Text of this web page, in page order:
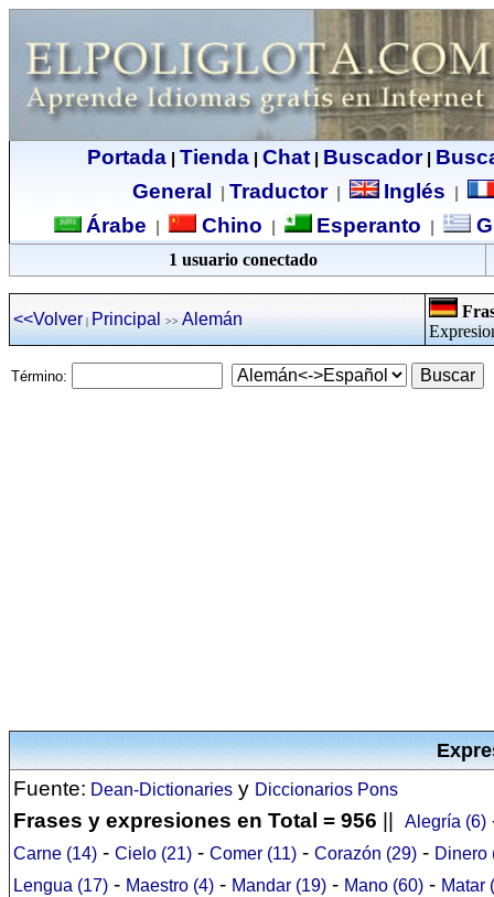
Portada| Tienda| Chat| Buscador|
General
Traductor| Inglés
Árabe Chino Esperanto
1 usuario conectado
<<Volver | Principal >> Alemán
Término:
Fuente: Dean-Dictionaries y Diccionarios Pons
Frases y expresiones en Total = 956 Alegría (6)
Carne (14) - Cielo (21) - Comer (11) - Corazón (29) - Dinero
Lengua (17) - Maestro (4) - Mandar (19) - Mano (60) - Matar